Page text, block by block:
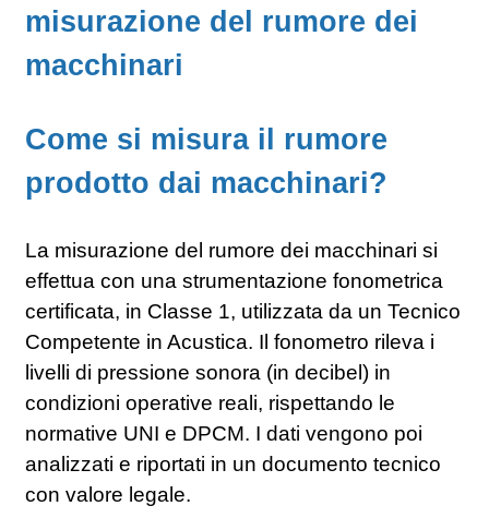
misurazione del rumore dei
macchinari
Come si misura il rumore
prodotto dai macchinari?
La misurazione del rumore dei macchinari si
effettua con una strumentazione fonometrica
certificata, in Classe 1, utilizzata da un Tecnico
Competente in Acustica. Il fonometro rileva i
livelli di pressione sonora (in decibel) in
condizioni operative reali, rispettando le
normative UNI e DPCM. I dati vengono poi
analizzati e riportati in un documento tecnico
con valore legale.